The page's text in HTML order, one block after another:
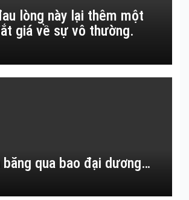
lòng này lại thêm một
giá về sự vô thường.
băng qua bao đại dương…